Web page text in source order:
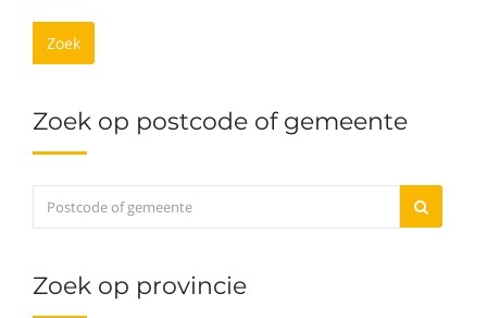
Zoek
Zoek op postcode of gemeente
Zoek op provincie